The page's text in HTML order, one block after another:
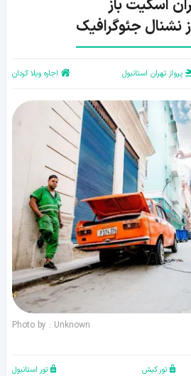
جئوگرافیک
پرواز تهران استانبول اجاره ویلا کردان
Photo by : Unknown
تور کیش تور استانبول